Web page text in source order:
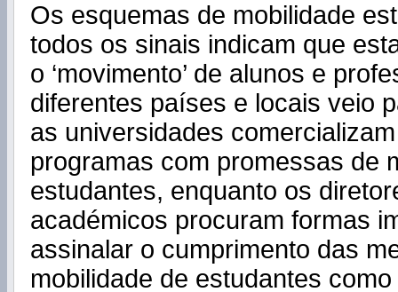
Os esquemas de mobilidade
todos os sinais indicam que
o ‘movimento’ de alunos e
diferentes países e locais veio
as universidades
programas com promessas de
estudantes, enquanto os
académicos procuram formas
assinalar o cumprimento das
mobilidade de estudantes